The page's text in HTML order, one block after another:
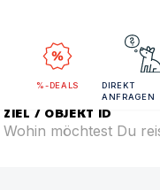
%-DEALS
DIREKT
ANFRAGEN
ZIEL / OBJEKT ID